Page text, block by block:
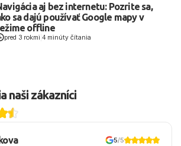
aj bez internetu: Pozrite sa,
sa dajú používať Google mapy v
offline
pred 3 rokmi 4 minúty čítania
naši zákazníci
5/5